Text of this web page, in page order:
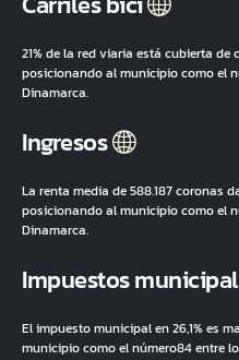
21% de la red viaria está cubierta de
posicionando al municipio como el
Dinamarca.
Ingresos
La renta media de 588.187 coronas
posicionando al municipio como el
Dinamarca.
Impuestos
El impuesto municipal en 26,1% es
municipio como el número84 entre